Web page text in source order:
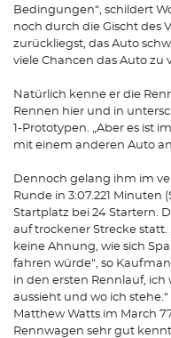
Bedingungen“, schildert
noch durch die Gischt des
zurückliegst, das Auto
viele Chancen das Auto zu
Natürlich kenne er die
Rennen hier und in
1-Prototypen. „Aber es ist
mit einem anderen Auto
Dennoch gelang ihm im
Runde in 3:07.221 Minuten
Startplatz bei 24 Startern.
auf trockener Strecke
keine Ahnung, wie sich
fahren würde“, so
in den ersten Rennlauf, ich
aussieht und wo ich
Matthew Watts im March
Rennwagen sehr gut